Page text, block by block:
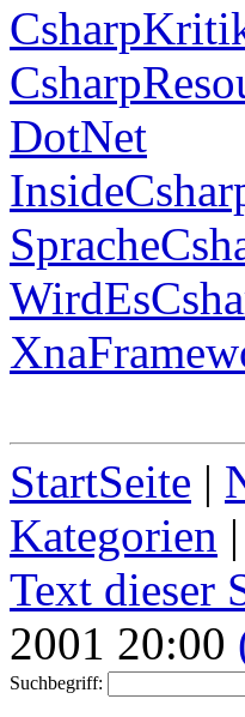
DotNet
StartSeite |
Kategorien |
Text dieser
2001 20:00
Suchbegriff: